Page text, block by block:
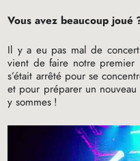
Vous avez beaucoup joué
Il y a eu pas mal de
vient de faire notre premier
s’était arrêté pour se
et pour préparer un
y sommes !